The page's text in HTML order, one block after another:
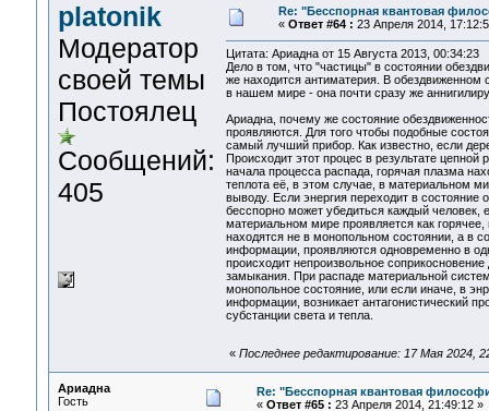
platonik
Модератор
своей темы
Постоялец
Сообщений:
405
Re: "Бесспорная квантовая
« Ответ #64 : 23 Апреля 2014,
Цитата: Ариадна от 15 Августа 2013, 00:34:23
Дело в том, что "частицы" в состоянии
же находится антиматерия. В обездвиженном
в нашем мире - она почти сразу же
Ариадна, почему же состояние
проявляются. Для того чтобы подобные
самый лучший прибор. Как известно, если
Происходит этот процес в результате
начала процесса распада, горячая плазма
теплота её, в этом случае, в материальном
выводу. Если энергия переходит в состояние
бесспорно может убедиться каждый
материальном мире проявляется как
находятся не в монопольном состоянии, а в
информации, проявляются одновременно в
происходит непроизвольное
замыкания. При распаде материальной
монопольное состояние, или если иначе, в
информации, возникает антагонистический
субстанции света и тепла.
« Последнее редактирование: 17 Мая 2024,
Ариадна
Гость
Re: "Бесспорная квантовая
« Ответ #65 : 23 Апреля 2014, 21:49:12 »